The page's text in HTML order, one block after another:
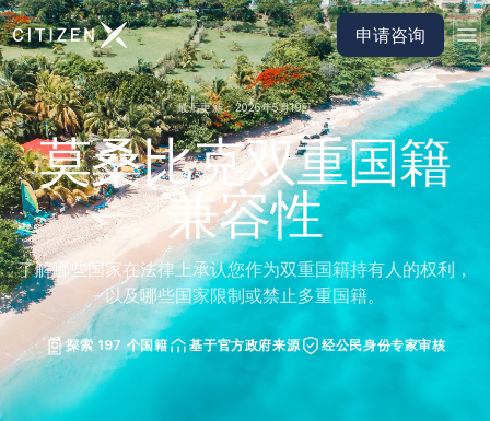
前往 CitizenX 首页 申请咨询
最后更新：2026年5月19日
莫桑比克双重国籍
兼容性
了解哪些国家在法律上承认您作为双重国籍持有人的权利，
以及哪些国家限制或禁止多重国籍。
探索 197 个国籍 基于官方政府来源 经公民身份专家审核